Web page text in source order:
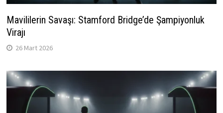
Mavililerin Savaşı: Stamford Bridge’de Şampiyonluk
Virajı
26 Mart 2026